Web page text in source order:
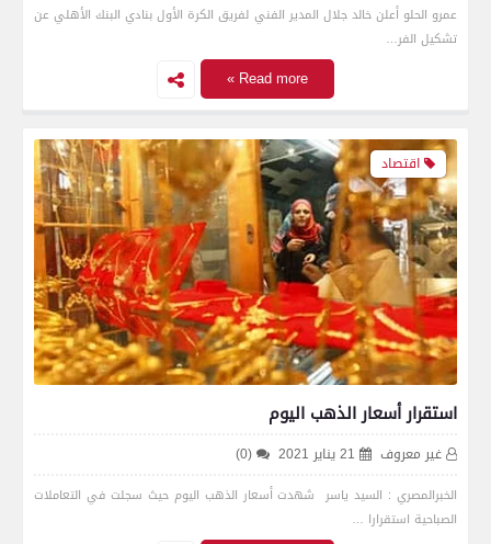
عمرو الحلو أعلن خالد جلال المدير الفني لفريق الكرة الأول بنادي البنك الأهلي عن
تشكيل الفر…
Read more »
اقتصاد
استقرار أسعار الذهب اليوم
غير معروف 21 يناير 2021 (0)
الخبرالمصري : السيد ياسر شهدت أسعار الذهب اليوم حيث سجلت في التعاملات
الصباحية استقرارا …